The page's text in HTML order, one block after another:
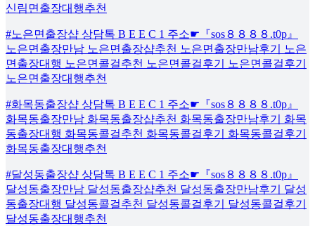
신림면출장대행추천
#노은면출장샵 상담톡 B E E C 1 주소☛『sos８８８８.t0p』
노은면출장만남 노은면출장샵추천 노은면출장만남후기 노은
면출장대행 노은면콜걸추천 노은면콜걸후기 노은면콜걸후기
노은면출장대행추천
#화목동출장샵 상담톡 B E E C 1 주소☛『sos８８８８.t0p』
화목동출장만남 화목동출장샵추천 화목동출장만남후기 화목
동출장대행 화목동콜걸추천 화목동콜걸후기 화목동콜걸후기
화목동출장대행추천
#달성동출장샵 상담톡 B E E C 1 주소☛『sos８８８８.t0p』
달성동출장만남 달성동출장샵추천 달성동출장만남후기 달성
동출장대행 달성동콜걸추천 달성동콜걸후기 달성동콜걸후기
달성동출장대행추천